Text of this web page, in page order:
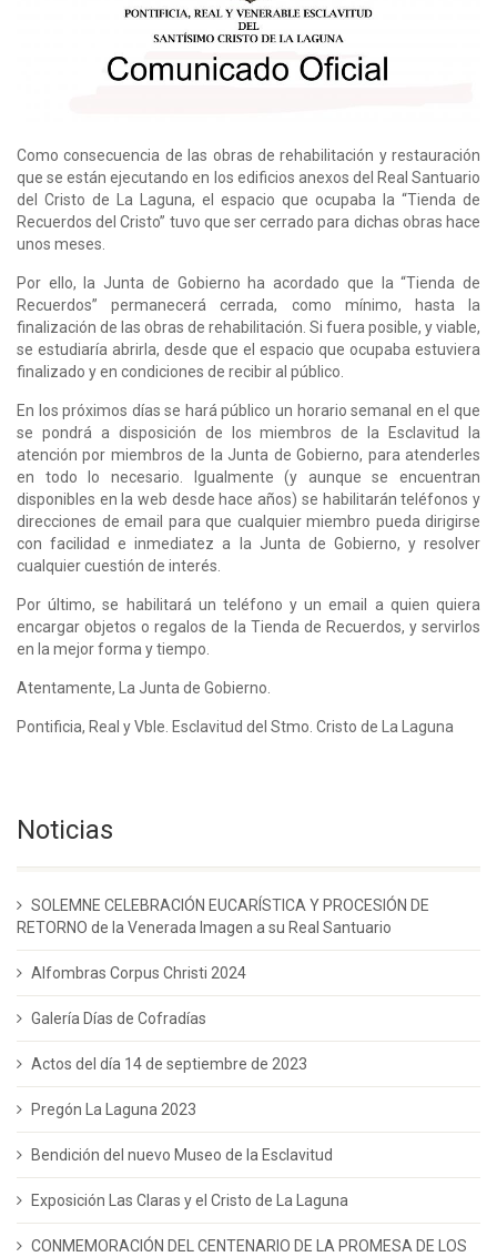
Como consecuencia de las obras de rehabilitación y restauración
que se están ejecutando en los edificios anexos del Real Santuario
del Cristo de La Laguna, el espacio que ocupaba la “Tienda de
Recuerdos del Cristo” tuvo que ser cerrado para dichas obras hace
unos meses.
Por ello, la Junta de Gobierno ha acordado que la “Tienda de
Recuerdos” permanecerá cerrada, como mínimo, hasta la
finalización de las obras de rehabilitación. Si fuera posible, y viable,
se estudiaría abrirla, desde que el espacio que ocupaba estuviera
finalizado y en condiciones de recibir al público.
En los próximos días se hará público un horario semanal en el que
se pondrá a disposición de los miembros de la Esclavitud la
atención por miembros de la Junta de Gobierno, para atenderles
en todo lo necesario. Igualmente (y aunque se encuentran
disponibles en la web desde hace años) se habilitarán teléfonos y
direcciones de email para que cualquier miembro pueda dirigirse
con facilidad e inmediatez a la Junta de Gobierno, y resolver
cualquier cuestión de interés.
Por último, se habilitará un teléfono y un email a quien quiera
encargar objetos o regalos de la Tienda de Recuerdos, y servirlos
en la mejor forma y tiempo.
Atentamente, La Junta de Gobierno.
Pontificia, Real y Vble. Esclavitud del Stmo. Cristo de La Laguna
Noticias
SOLEMNE CELEBRACIÓN EUCARÍSTICA Y PROCESIÓN DE
RETORNO de la Venerada Imagen a su Real Santuario
Alfombras Corpus Christi 2024
Galería Días de Cofradías
Actos del día 14 de septiembre de 2023
Pregón La Laguna 2023
Bendición del nuevo Museo de la Esclavitud
Exposición Las Claras y el Cristo de La Laguna
CONMEMORACIÓN DEL CENTENARIO DE LA PROMESA DE LOS